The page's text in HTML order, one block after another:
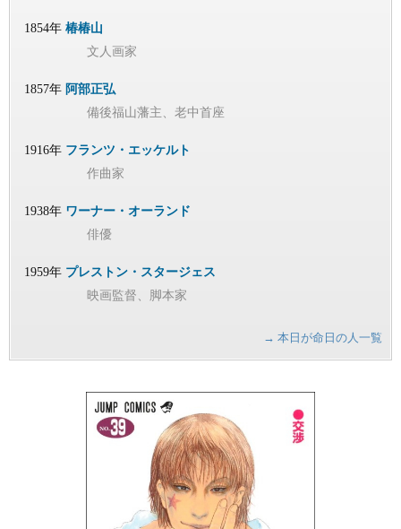
1854年 椿椿山
文人画家
1857年 阿部正弘
備後福山藩主、老中首座
1916年 フランツ・エッケルト
作曲家
1938年 ワーナー・オーランド
俳優
1959年 プレストン・スタージェス
映画監督、脚本家
→ 本日が命日の人一覧